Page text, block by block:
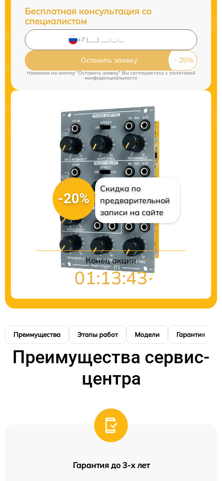
Бесплатная консультация со
специалистом
Оставить заявку
Нажимая на кнопку "Оставить заявку" Вы соглашаетесь cполитикой
конфиденциальности
-20%
Скидка по
предварительной
записи на сайте
Конец акции
01:13:42
Преимущества Этапы работ Модели Гарантия
Преимущества сервис-
центра
Гарантия до 3-х лет